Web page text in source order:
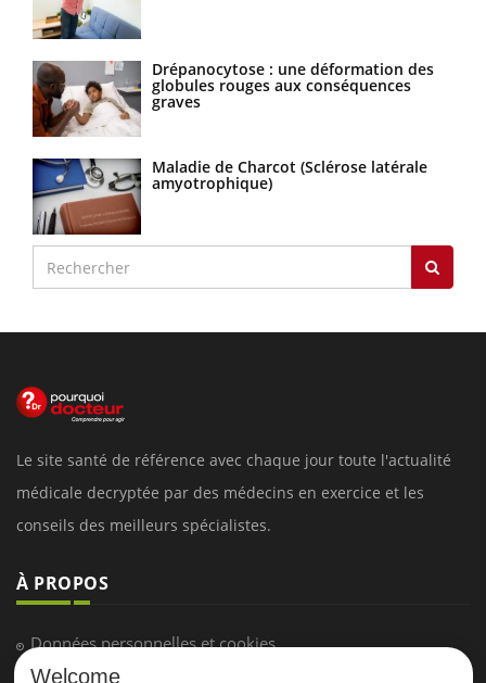
Drépanocytose : une déformation des
globules rouges aux conséquences
graves
Maladie de Charcot (Sclérose latérale
amyotrophique)
Le site santé de référence avec chaque jour toute l'actualité
médicale decryptée par des médecins en exercice et les
conseils des meilleurs spécialistes.
À PROPOS
Données personnelles et cookies
Qui sommes-nous
Welcome